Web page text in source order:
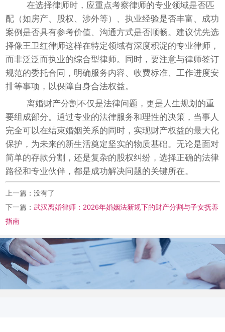
在选择律师时，应重点考察律师的专业领域是否匹
配（如房产、股权、涉外等）、执业经验是否丰富、成功
案例是否具有参考价值、沟通方式是否顺畅。建议优先选
择像王卫红律师这样在特定领域有深度积淀的专业律师，
而非泛泛而执业的综合型律师。同时，要注意与律师签订
规范的委托合同，明确服务内容、收费标准、工作进度安
排等事项，以保障自身合法权益。
离婚财产分割不仅是法律问题，更是人生规划的重
要组成部分。通过专业的法律服务和理性的决策，当事人
完全可以在结束婚姻关系的同时，实现财产权益的最大化
保护，为未来的新生活奠定坚实的物质基础。无论是面对
简单的存款分割，还是复杂的股权纠纷，选择正确的法律
路径和专业伙伴，都是成功解决问题的关键所在。
上一篇：没有了
下一篇： 武汉离婚律师：2026年婚姻法新规下的财产分割与子女抚养
指南